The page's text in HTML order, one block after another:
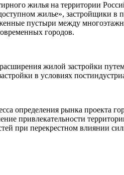
жилья на территории
жилье», застройщики
пустыри между
городов.
жилой застройки
в условиях
определения рынка проекта
привлекательности
при перекрестном влиянии